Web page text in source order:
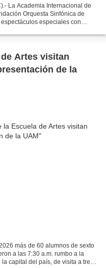
La Academia Internacional de
Orquesta Sinfónica de
especiales con
Artes visitan
de la
más de 60 alumnos de sexto
a las 7:30 a.m. rumbo a la
capital del país, de visita a tres